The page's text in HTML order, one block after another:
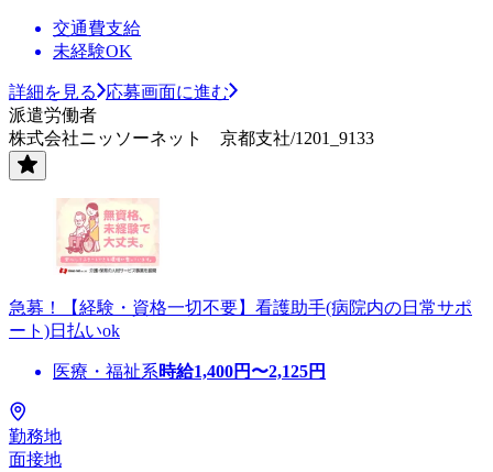
交通費支給
未経験OK
詳細を見る
応募画面に進む
派遣労働者
株式会社ニッソーネット 京都支社/1201_9133
急募！【経験・資格一切不要】看護助手(病院内の日常サポ
ート)日払いok
医療・福祉系時給1,400円〜2,125円
勤務地
面接地